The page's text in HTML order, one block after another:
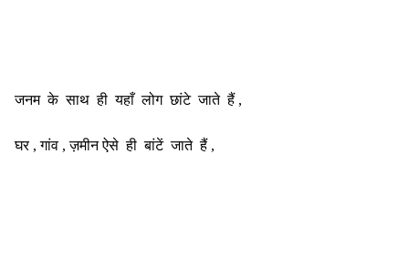
जनम के साथ ही यहाँ लोग छांटे जाते हैं ,
घर , गांव , ज़मीन ऐसे ही बांटें जाते हैं ,